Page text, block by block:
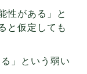
性がある」と
と仮定しても
」という弱い